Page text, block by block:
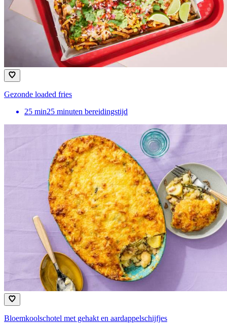
Gezonde loaded fries
25 min25 minuten bereidingstijd
Bloemkoolschotel met gehakt en aardappelschijfjes